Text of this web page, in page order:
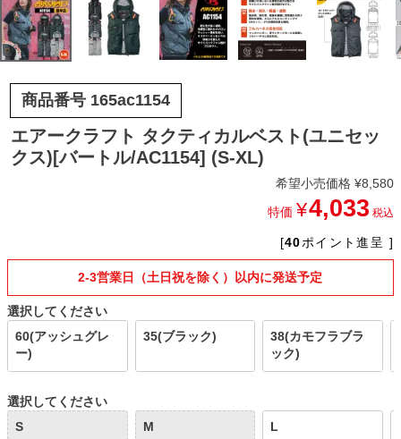
商品番号 165ac1154
エアークラフト タクティカルベスト(ユニセッ
クス)[バートル/AC1154] (S-XL)
希望小売価格 ¥8,580
特価 ¥4,033 税込
[40ポイント進呈 ]
2-3営業日（土日祝を除く）以内に発送予定
選択してください
60(アッシュグレ
ー)
35(ブラック)
38(カモフラブラ
ック)
選択してください
S
M L